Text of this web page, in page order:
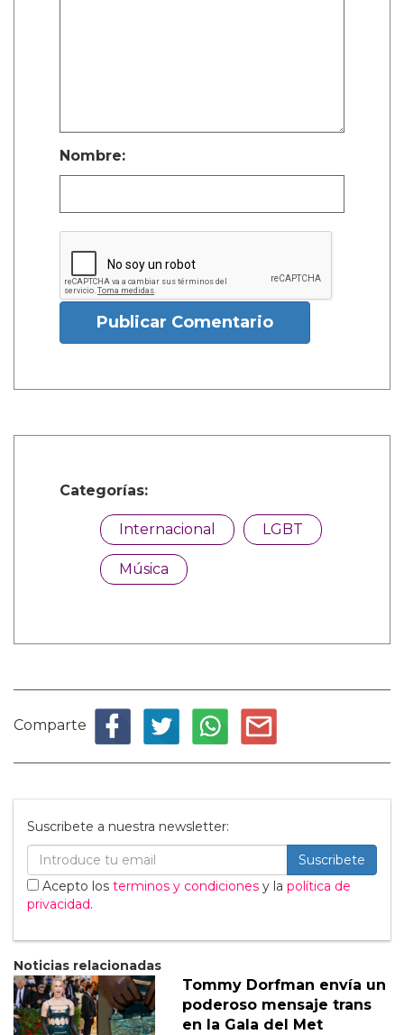
Nombre:
Publicar Comentario
Categorías:
Internacional LGBT
Música
Comparte
Suscribete a nuestra newsletter:
Suscribete
Acepto los terminos y condiciones y la política de
privacidad.
Noticias relacionadas
Tommy Dorfman envía un
poderoso mensaje trans
en la Gala del Met